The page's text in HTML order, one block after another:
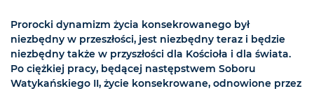
Prorocki dynamizm życia konsekrowanego był
niezbędny w przeszłości, jest niezbędny teraz i będzie
niezbędny także w przyszłości dla Kościoła i dla świata.
Po ciężkiej pracy, będącej następstwem Soboru
Watykańskiego II, życie konsekrowane, odnowione przez